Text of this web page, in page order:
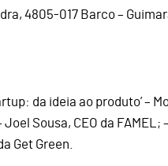
4805-017 Barco –
da ideia ao produto’ –
Sousa, CEO da FAMEL;
Get Green.